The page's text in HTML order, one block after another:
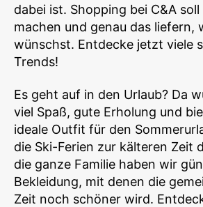
dabei ist. Shopping bei C&A
machen und genau das liefern,
wünschst. Entdecke jetzt viele
Trends!
Es geht auf in den Urlaub? Da
viel Spaß, gute Erholung und
ideale Outfit für den
die Ski-Ferien zur kälteren Zeit
die ganze Familie haben wir
Bekleidung, mit denen die
Zeit noch schöner wird.